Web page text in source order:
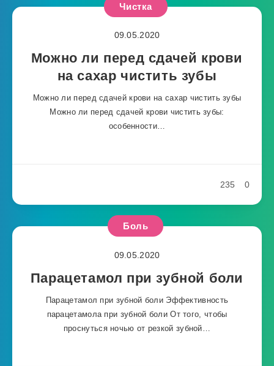
Чистка
09.05.2020
Можно ли перед сдачей крови
на сахар чистить зубы
Можно ли перед сдачей крови на сахар чистить зубы
Можно ли перед сдачей крови чистить зубы:
особенности…
0
235
Боль
09.05.2020
Парацетамол при зубной боли
Парацетамол при зубной боли Эффективность
парацетамола при зубной боли От того, чтобы
проснуться ночью от резкой зубной…